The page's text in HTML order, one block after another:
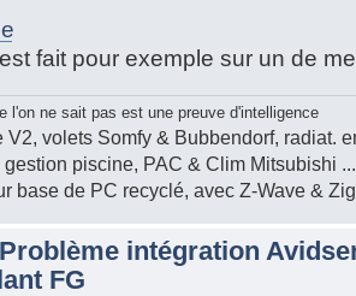
fait pour exemple sur un de
l'on ne sait pas est une preuve d'intelligence
V2, volets Somfy & Bubbendorf, radiat.
gestion piscine, PAC & Clim Mitsubishi ...
base de PC recyclé, avec Z-Wave &
intégration
FG